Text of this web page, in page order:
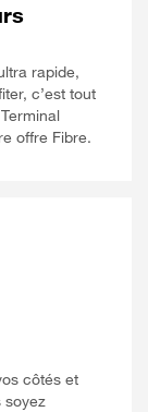
rapide,
c’est tout
offre Fibre.
côtés et
soyez